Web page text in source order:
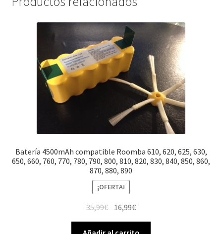
Batería 4500mAh compatible Roomba 610, 620, 625, 630,
650, 660, 760, 770, 780, 790, 800, 810, 820, 830, 840, 850, 860,
870, 880, 890
¡OFERTA!
35,99€ El
precio
original
16,99€El
precio
actual